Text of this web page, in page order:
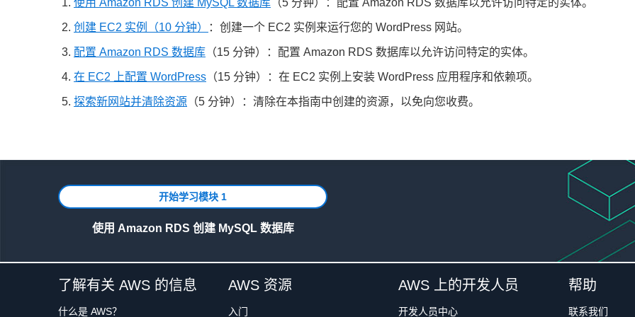
使用 Amazon RDS 创建 MySQL 数据库 （5 分钟）：配置 Amazon RDS 数据库以允许访问特定的实体。
创建 EC2 实例（10 分钟） ：创建一个 EC2 实例来运行您的 WordPress 网站。
配置 Amazon RDS 数据库 （15 分钟）：配置 Amazon RDS 数据库以允许访问特定的实体。
在 EC2 上配置 WordPress （15 分钟）：在 EC2 实例上安装 WordPress 应用程序和依赖项。
探索新网站并清除资源 （5 分钟）：清除在本指南中创建的资源，以免向您收费。
开始学习模块 1
使用 Amazon RDS 创建 MySQL 数据库
了解有关 AWS 的信息
什么是 AWS？
AWS 资源
入门
AWS 上的开发人员
开发人员中心
帮助
联系我们